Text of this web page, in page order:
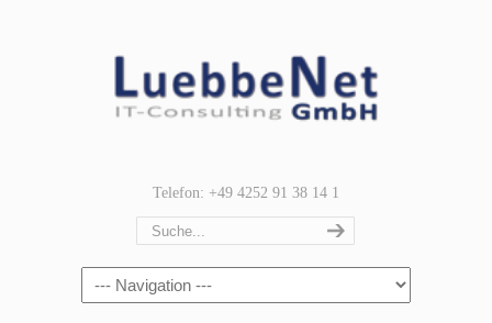
Telefon: +49 4252 91 38 14 1
Navigation